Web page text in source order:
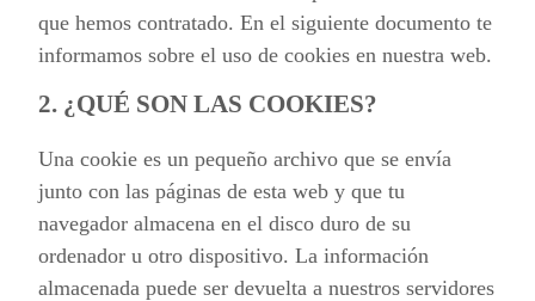
que hemos contratado. En el siguiente documento te
informamos sobre el uso de cookies en nuestra web.
2. ¿QUÉ SON LAS COOKIES?
Una cookie es un pequeño archivo que se envía
junto con las páginas de esta web y que tu
navegador almacena en el disco duro de su
ordenador u otro dispositivo. La información
almacenada puede ser devuelta a nuestros servidores